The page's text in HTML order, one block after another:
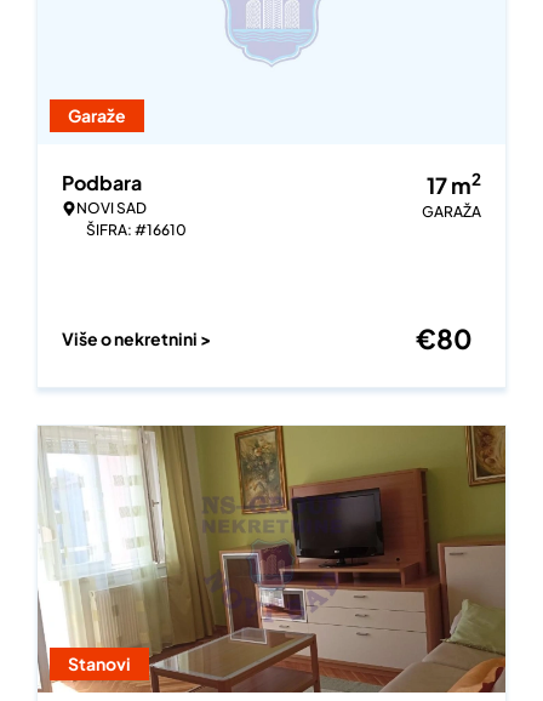
Garaže
Podbara
NOVI SAD
ŠIFRA: #16610
17m2
GARAŽA
Više o nekretnini > €80
Stanovi